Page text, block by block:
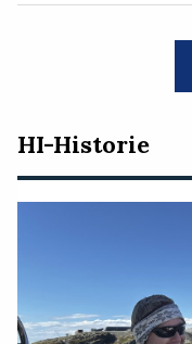
HI-Historie